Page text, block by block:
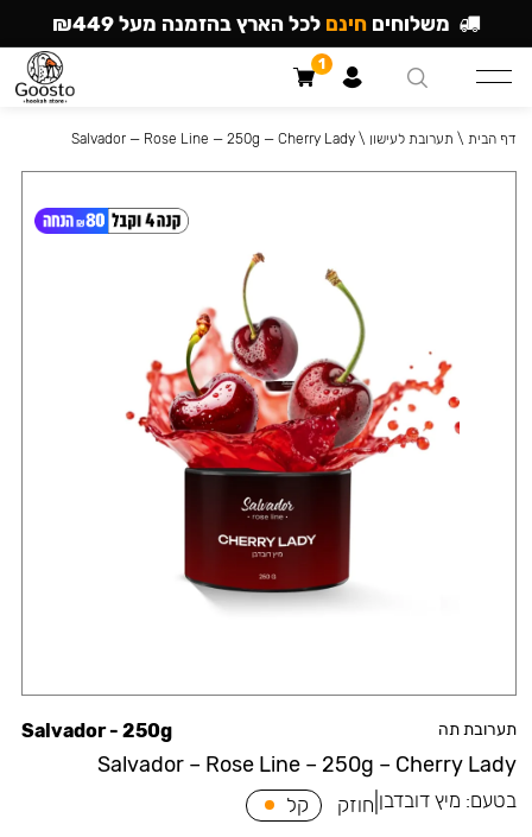
תערובת תה
Salvador – Rose Line – 250g – Cherry Lady
Salvador - 250g
בטעם: מיץ דובדבן חוזק קל
דף הבית \ תערובת לעישון \
Salvador — Rose Line — 250g — Cherry Lady
משלוחים חינם לכל הארץ בהזמנה מעל ₪449
1